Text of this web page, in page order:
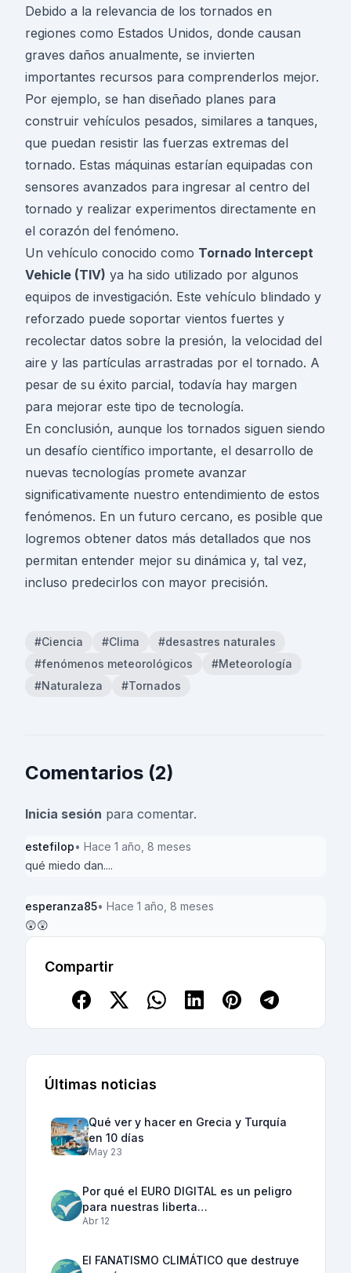
Debido a la relevancia de los tornados en
regiones como Estados Unidos, donde causan
graves daños anualmente, se invierten
importantes recursos para comprenderlos mejor.
Por ejemplo, se han diseñado planes para
construir vehículos pesados, similares a tanques,
que puedan resistir las fuerzas extremas del
tornado. Estas máquinas estarían equipadas con
sensores avanzados para ingresar al centro del
tornado y realizar experimentos directamente en
el corazón del fenómeno.
Un vehículo conocido como Tornado Intercept
Vehicle (TIV) ya ha sido utilizado por algunos
equipos de investigación. Este vehículo blindado y
reforzado puede soportar vientos fuertes y
recolectar datos sobre la presión, la velocidad del
aire y las partículas arrastradas por el tornado. A
pesar de su éxito parcial, todavía hay margen
para mejorar este tipo de tecnología.
En conclusión, aunque los tornados siguen siendo
un desafío científico importante, el desarrollo de
nuevas tecnologías promete avanzar
significativamente nuestro entendimiento de estos
fenómenos. En un futuro cercano, es posible que
logremos obtener datos más detallados que nos
permitan entender mejor su dinámica y, tal vez,
incluso predecirlos con mayor precisión.
#Ciencia #Clima
#desastres naturales
#fenómenos meteorológicos
#Meteorología
#Naturaleza
#Tornados
Comentarios (2)
Inicia sesión para comentar.
estefilop• Hace 1 año, 8 meses
qué miedo dan....
esperanza85• Hace 1 año, 8 meses
😲😲
Compartir
Últimas noticias
Qué ver y hacer en Grecia y Turquía
en 10 días
May 23
Por qué el EURO DIGITAL es un peligro
para nuestras liberta…
Abr 12
El FANATISMO CLIMÁTICO que destruye